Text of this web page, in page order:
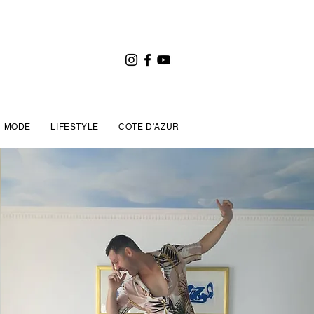
MODE LIFESTYLE COTE D'AZUR